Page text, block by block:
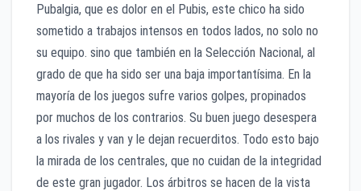
Pubalgia, que es dolor en el Pubis, este chico ha sido
sometido a trabajos intensos en todos lados, no solo no
su equipo. sino que también en la Selección Nacional, al
grado de que ha sido ser una baja importantísima. En la
mayoría de los juegos sufre varios golpes, propinados
por muchos de los contrarios. Su buen juego desespera
a los rivales y van y le dejan recuerditos. Todo esto bajo
la mirada de los centrales, que no cuidan de la integridad
de este gran jugador. Los árbitros se hacen de la vista